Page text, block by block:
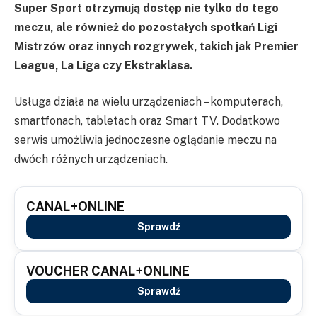
Super Sport otrzymują dostęp nie tylko do tego
meczu, ale również do pozostałych spotkań Ligi
Mistrzów oraz innych rozgrywek, takich jak Premier
League, La Liga czy Ekstraklasa.
Usługa działa na wielu urządzeniach – komputerach,
smartfonach, tabletach oraz Smart TV. Dodatkowo
serwis umożliwia jednoczesne oglądanie meczu na
dwóch różnych urządzeniach.
CANAL+ONLINE
Sprawdź
VOUCHER CANAL+ONLINE
Sprawdź